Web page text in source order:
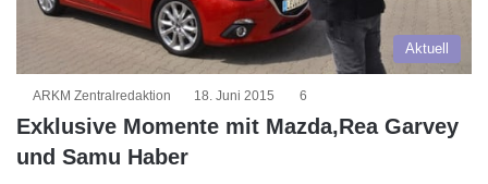
Aktuell
ARKM Zentralredaktion 18. Juni 2015 6
Exklusive Momente mit Mazda,Rea Garvey
und Samu Haber